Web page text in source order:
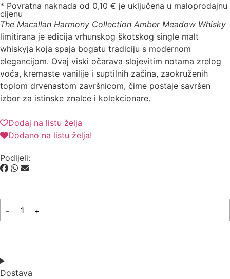
* Povratna naknada od 0,10 € je uključena u maloprodajnu
cijenu
The Macallan Harmony Collection Amber Meadow Whisky
limitirana je edicija vrhunskog škotskog single malt
whiskyja koja spaja bogatu tradiciju s modernom
elegancijom. Ovaj viski očarava slojevitim notama zrelog
voća, kremaste vanilije i suptilnih začina, zaokruženih
toplom drvenastom završnicom, čime postaje savršen
izbor za istinske znalce i kolekcionare.
Dodaj na listu želja
Dodano na listu želja!
Podijeli:
- +
Dostava